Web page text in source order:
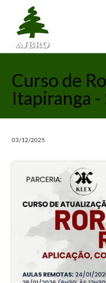
Curso de
Itapiranga -
03/12/2025